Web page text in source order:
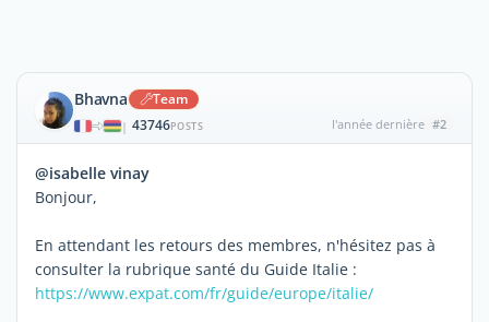
Bhavna Team
| 43746POSTS l'année dernière #2
@isabelle vinay
Bonjour,
En attendant les retours des membres, n'hésitez pas à
consulter la rubrique santé du Guide Italie :
https://www.expat.com/fr/guide/europe/italie/